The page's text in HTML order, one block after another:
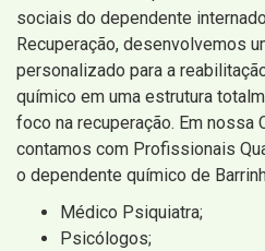
sociais do dependente
Recuperação, desenvolvemos
personalizado para a
químico em uma estrutura
foco na recuperação. Em nossa
contamos com Profissionais
o dependente químico de
Médico Psiquiatra;
Psicólogos;